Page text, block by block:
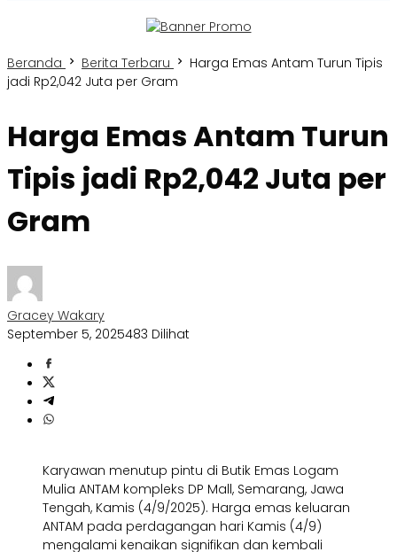
Beranda Berita Terbaru
Harga Emas Antam Turun Tipis
jadi Rp2,042 Juta per Gram
Harga Emas Antam Turun
Tipis jadi Rp2,042 Juta per
Gram
Gracey Wakary
September 5, 2025483 Dilihat
Karyawan menutup pintu di Butik Emas Logam
Mulia ANTAM kompleks DP Mall, Semarang, Jawa
Tengah, Kamis (4/9/2025). Harga emas keluaran
ANTAM pada perdagangan hari Kamis (4/9)
mengalami kenaikan signifikan dan kembali